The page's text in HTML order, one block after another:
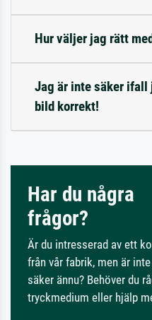
Hur väljer jag rätt
Jag är inte säker ifall
bild korrekt!
Har du några
frågor?
Är du intresserad av ett
från vår fabrik, men är
säker ännu? Behöver du
tryckmedium eller hjälp